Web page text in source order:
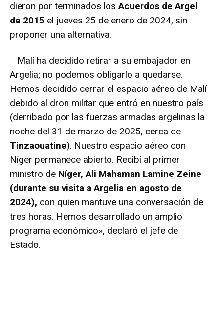
dieron por terminados los Acuerdos de Argel
de 2015 el jueves 25 de enero de 2024, sin
proponer una alternativa.
Malí ha decidido retirar a su embajador en
Argelia; no podemos obligarlo a quedarse.
Hemos decidido cerrar el espacio aéreo de Malí
debido al dron militar que entró en nuestro país
(derribado por las fuerzas armadas argelinas la
noche del 31 de marzo de 2025, cerca de
Tinzaouatine). Nuestro espacio aéreo con
Níger permanece abierto. Recibí al primer
ministro de Níger, Ali Mahaman Lamine Zeine
(durante su visita a Argelia en agosto de
2024), con quien mantuve una conversación de
tres horas. Hemos desarrollado un amplio
programa económico», declaró el jefe de
Estado.